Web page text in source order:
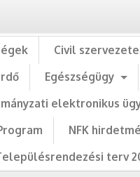
Civil
Egészségügy
elektronikus
NFK
terv